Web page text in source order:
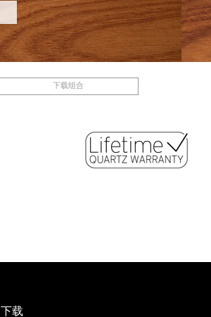
下载组合
下载